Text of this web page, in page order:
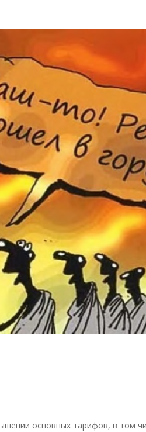
основных тарифов, в том